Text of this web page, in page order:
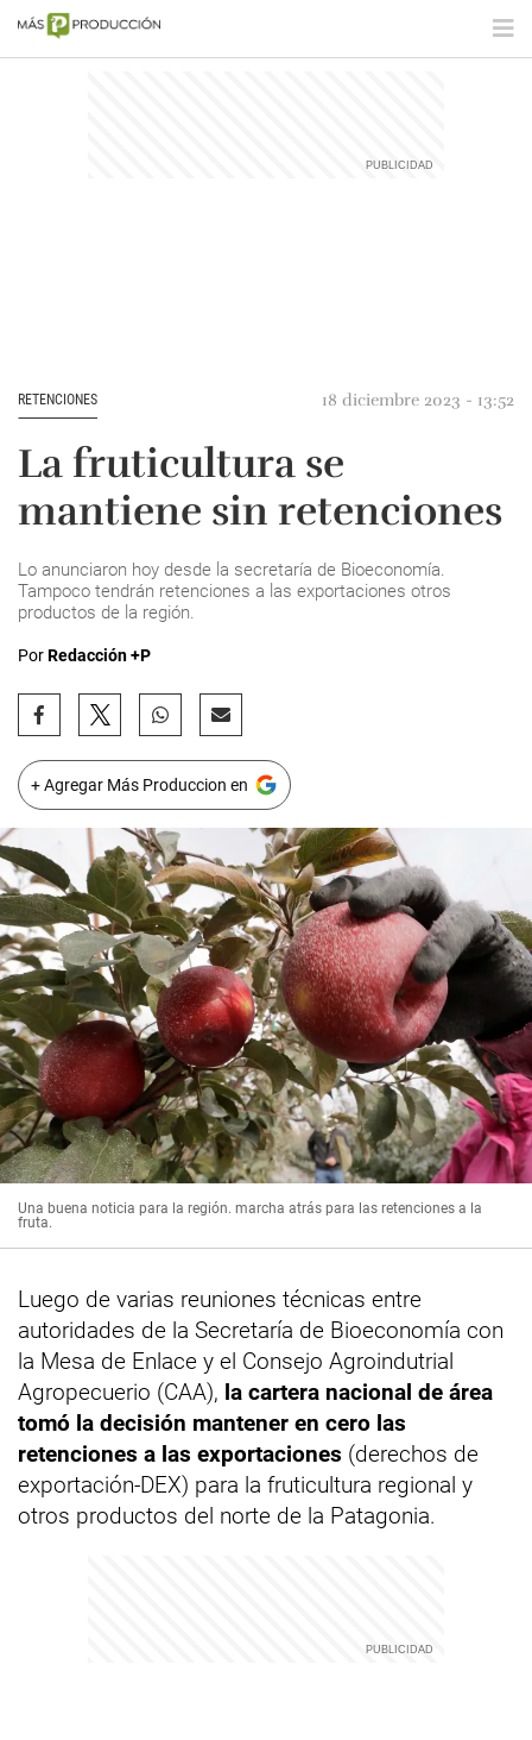
RETENCIONES 18 diciembre 2023 - 13:52
La fruticultura se
mantiene sin retenciones
Lo anunciaron hoy desde la secretaría de Bioeconomía.
Tampoco tendrán retenciones a las exportaciones otros
productos de la región.
PorRedacción +P
+ Agregar Más Produccion en
Una buena noticia para la región. marcha atrás para las retenciones a la
fruta.
Luego de varias reuniones técnicas entre
autoridades de la Secretaría de Bioeconomía con
la Mesa de Enlace y el Consejo Agroindutrial
Agropecuerio (CAA), la cartera nacional de área
tomó la decisión mantener en cero las
retenciones a las exportaciones (derechos de
exportación-DEX) para la fruticultura regional y
otros productos del norte de la Patagonia.